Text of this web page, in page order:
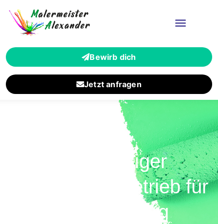
Bewirb dich
Jetzt anfragen
Zuverlässiger
Malermeisterbetrieb für
Bad Homburg